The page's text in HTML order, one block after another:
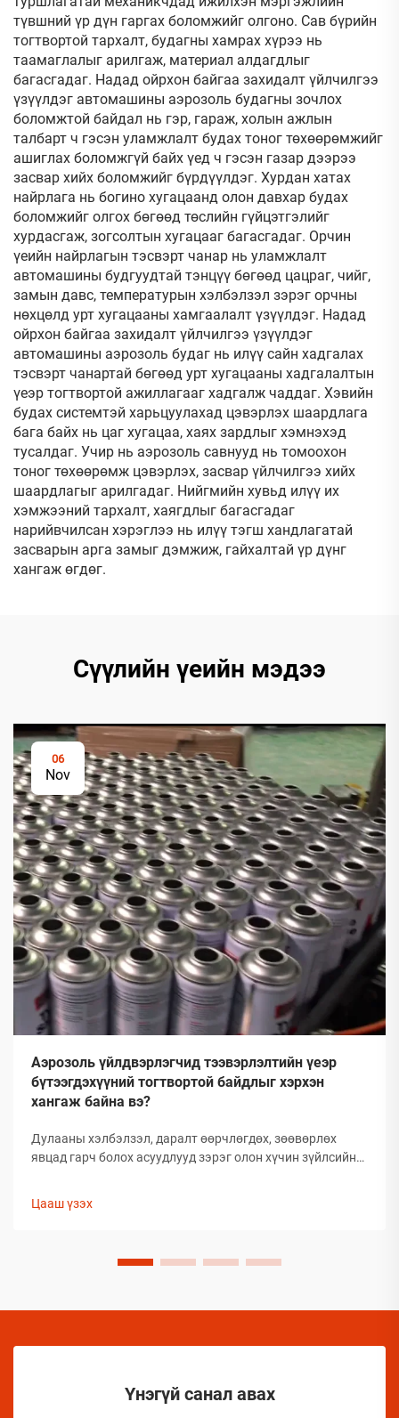
түвшний үр дүн гаргах боломжийг олгоно. Сав бүрийн
тогтвортой тархалт, будагны хамрах хүрээ нь
таамаглалыг арилгаж, материал алдагдлыг
багасгадаг. Надад ойрхон байгаа захидалт үйлчилгээ
үзүүлдэг автомашины аэрозоль будагны зочлох
боломжтой байдал нь гэр, гараж, холын ажлын
талбарт ч гэсэн уламжлалт будах тоног төхөөрөмжийг
ашиглах боломжгүй байх үед ч гэсэн газар дээрээ
засвар хийх боломжийг бүрдүүлдэг. Хурдан хатах
найрлага нь богино хугацаанд олон давхар будах
боломжийг олгох бөгөөд төслийн гүйцэтгэлийг
хурдасгаж, зогсолтын хугацааг багасгадаг. Орчин
үеийн найрлагын тэсвэрт чанар нь уламжлалт
автомашины будгуудтай тэнцүү бөгөөд цацраг, чийг,
замын давс, температурын хэлбэлзэл зэрэг орчны
нөхцөлд урт хугацааны хамгаалалт үзүүлдэг. Надад
ойрхон байгаа захидалт үйлчилгээ үзүүлдэг
автомашины аэрозоль будаг нь илүү сайн хадгалах
тэсвэрт чанартай бөгөөд урт хугацааны хадгалалтын
үеэр тогтвортой ажиллагааг хадгалж чаддаг. Хэвийн
будах системтэй харьцуулахад цэвэрлэх шаардлага
бага байх нь цаг хугацаа, хаях зардлыг хэмнэхэд
тусалдаг. Учир нь аэрозоль савнууд нь томоохон
тоног төхөөрөмж цэвэрлэх, засвар үйлчилгээ хийх
шаардлагыг арилгадаг. Нийгмийн хувьд илүү их
хэмжээний тархалт, хаягдлыг багасгадаг
нарийвчилсан хэрэглээ нь илүү тэгш хандлагатай
засварын арга замыг дэмжиж, гайхалтай үр дүнг
хангаж өгдөг.
Сүүлийн үеийн мэдээ
06
Nov
Аэрозоль үйлдвэрлэгчид тээвэрлэлтийн үеэр
бүтээгдэхүүний тогтвортой байдлыг хэрхэн
хангаж байна вэ?
Дулааны хэлбэлзэл, даралт өөрчлөгдөх, зөөвөрлөх
явцад гарч болох асуудлууд зэрэг олон хүчин зүйлсийн
байдлыг хадгалахад тооless дундаа сорилтуудтай
арга хэмжээ авах шаардлагатай.
Цааш үзэх
Үнэгүй санал авах